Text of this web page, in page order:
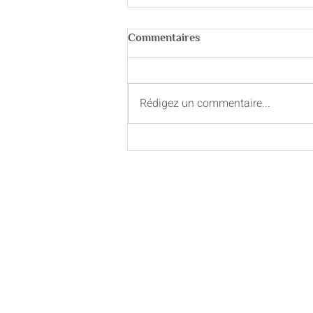
Commentaires
Rédigez un commentaire...